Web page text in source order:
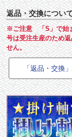
返品・交換につい
※ご注意 「S」で始
号は受注生産のため返
せん。
「返品・交換